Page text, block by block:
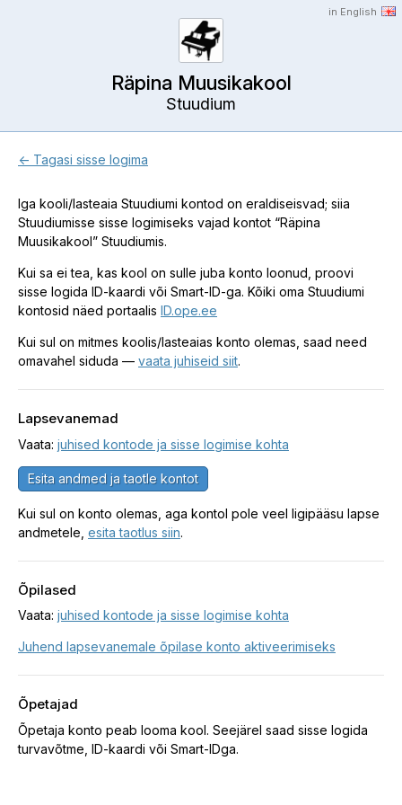
in English
Räpina Muusikakool
Stuudium
← Tagasi sisse logima
Iga kooli/lasteaia Stuudiumi kontod on eraldiseisvad; siia
Stuudiumisse sisse logimiseks vajad kontot “Räpina
Muusikakool” Stuudiumis.
Kui sa ei tea, kas kool on sulle juba konto loonud, proovi
sisse logida ID-kaardi või Smart-ID-ga. Kõiki oma Stuudiumi
kontosid näed portaalis ID.ope.ee
Kui sul on mitmes koolis/lasteaias konto olemas, saad need
omavahel siduda — vaata juhiseid siit.
Lapsevanemad
Vaata: juhised kontode ja sisse logimise kohta
Esita andmed ja taotle kontot
Kui sul on konto olemas, aga kontol pole veel ligipääsu lapse
andmetele, esita taotlus siin.
Õpilased
Vaata: juhised kontode ja sisse logimise kohta
Juhend lapsevanemale õpilase konto aktiveerimiseks
Õpetajad
Õpetaja konto peab looma kool. Seejärel saad sisse logida
turvavõtme, ID-kaardi või Smart-IDga.